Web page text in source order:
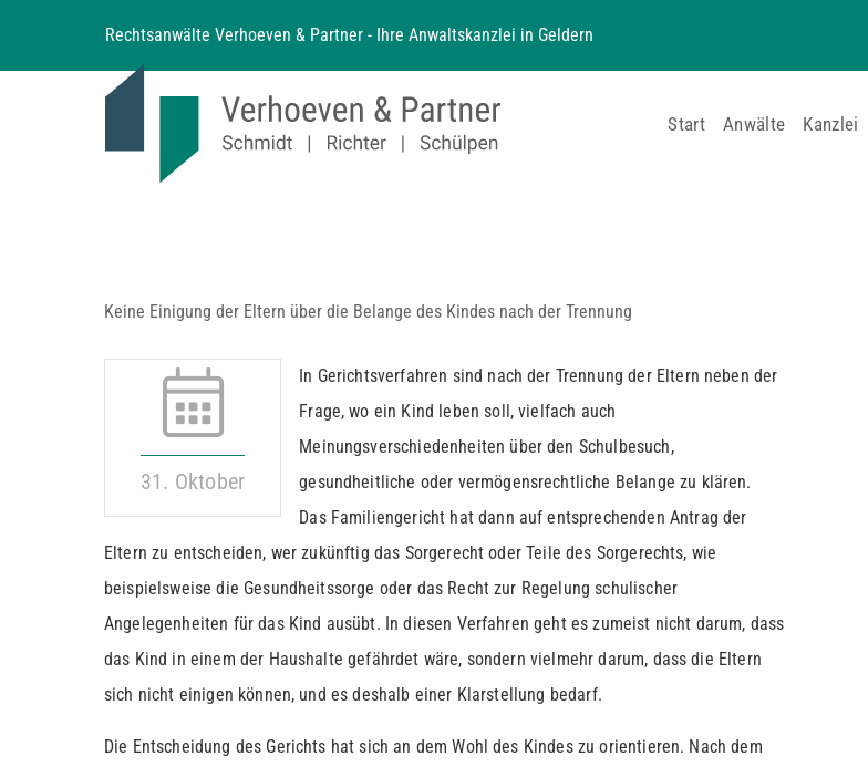
Rechtsanwälte Verhoeven & Partner - Ihre Anwaltskanzlei in Geldern
Start Anwälte Kanzlei
Keine Einigung der Eltern über die Belange des Kindes nach der Trennung
31. Oktober
In Gerichtsverfahren sind nach der Trennung der Eltern neben der
Frage, wo ein Kind leben soll, vielfach auch
Meinungsverschiedenheiten über den Schulbesuch,
gesundheitliche oder vermögensrechtliche Belange zu klären.
Das Familiengericht hat dann auf entsprechenden Antrag der
Eltern zu entscheiden, wer zukünftig das Sorgerecht oder Teile des Sorgerechts, wie
beispielsweise die Gesundheitssorge oder das Recht zur Regelung schulischer
Angelegenheiten für das Kind ausübt. In diesen Verfahren geht es zumeist nicht darum, dass
das Kind in einem der Haushalte gefährdet wäre, sondern vielmehr darum, dass die Eltern
sich nicht einigen können, und es deshalb einer Klarstellung bedarf.
Die Entscheidung des Gerichts hat sich an dem Wohl des Kindes zu orientieren. Nach dem